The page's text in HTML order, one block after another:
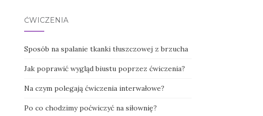
ĆWICZENIA
Sposób na spalanie tkanki tłuszczowej z brzucha
Jak poprawić wygląd biustu poprzez ćwiczenia?
Na czym polegają ćwiczenia interwałowe?
Po co chodzimy poćwiczyć na siłownię?